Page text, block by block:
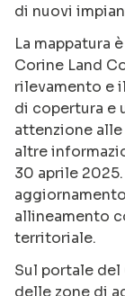
di nuovi
La mappatura
Corine Land
rilevamento e
di copertura e
attenzione
altre
30 aprile
allineamento
territoriale.
Sul portale del
delle zone di